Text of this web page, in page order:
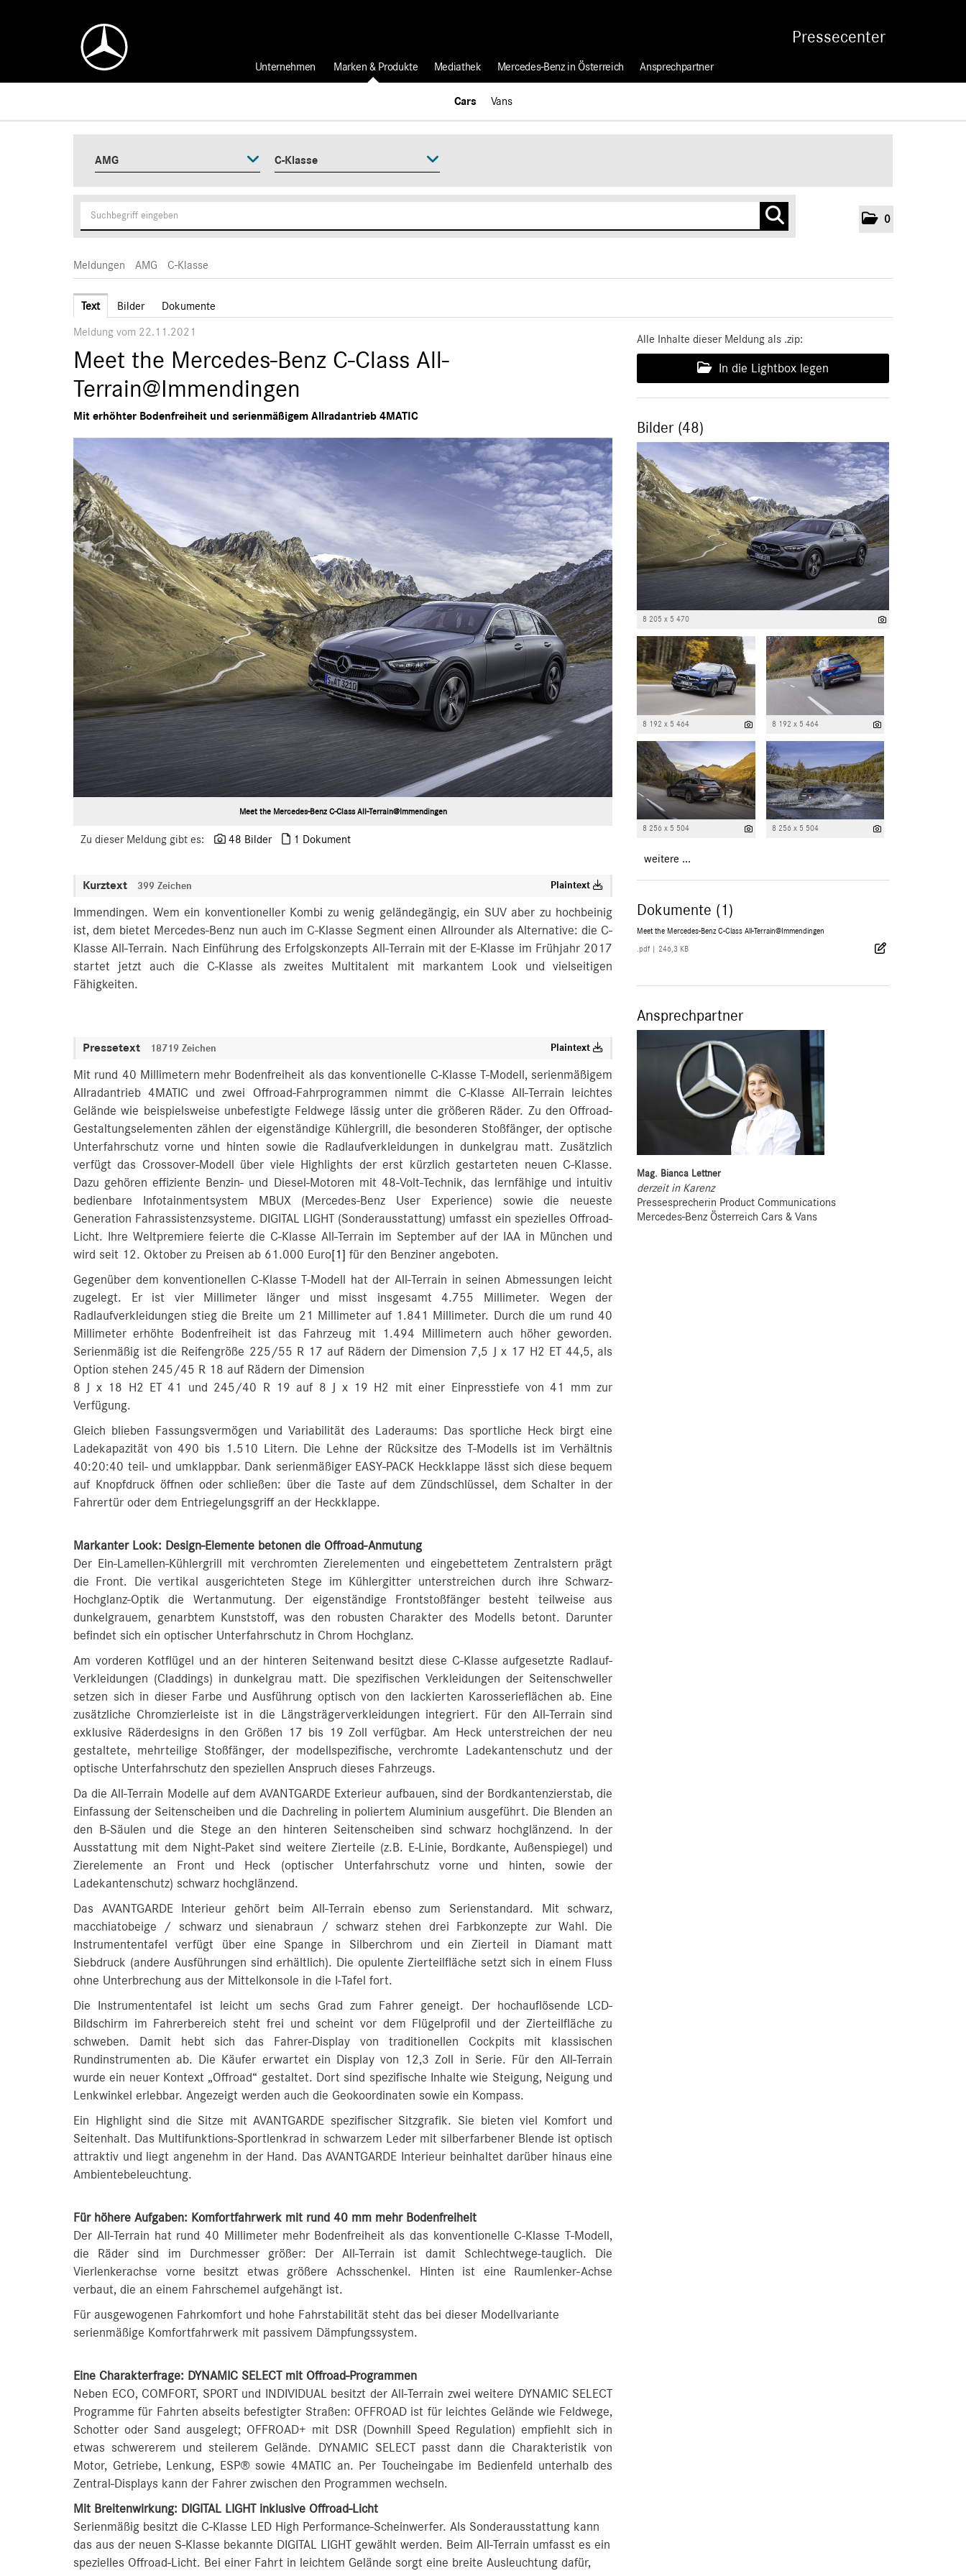
Pressecenter
0
Unternehmen Marken & Produkte
Cars
AMG C-Klasse
Vans
Mediathek Mercedes-Benz in Österreich Ansprechpartner
Meldungen AMG C-Klasse
Text Bilder Dokumente
Meldung vom 22.11.2021
Meet the Mercedes-Benz C-Class All-
Terrain@Immendingen
Mit erhöhter Bodenfreiheit und serienmäßigem Allradantrieb 4MATIC
Meet the Mercedes-Benz C-Class All-Terrain@Immendingen
Zu dieser Meldung gibt es: 48 Bilder 1 Dokument
Kurztext 399 Zeichen Plaintext
Immendingen. Wem ein konventioneller Kombi zu wenig geländegängig, ein SUV aber zu hochbeinig
ist, dem bietet Mercedes-Benz nun auch im C-Klasse Segment einen Allrounder als Alternative: die C-
Klasse All-Terrain. Nach Einführung des Erfolgskonzepts All-Terrain mit der E-Klasse im Frühjahr 2017
startet jetzt auch die C-Klasse als zweites Multitalent mit markantem Look und vielseitigen
Fähigkeiten.
Pressetext 18719 Zeichen Plaintext
Mit rund 40 Millimetern mehr Bodenfreiheit als das konventionelle C-Klasse T-Modell, serienmäßigem
Allradantrieb 4MATIC und zwei Offroad-Fahrprogrammen nimmt die C-Klasse All-Terrain leichtes
Gelände wie beispielsweise unbefestigte Feldwege lässig unter die größeren Räder. Zu den Offroad-
Gestaltungselementen zählen der eigenständige Kühlergrill, die besonderen Stoßfänger, der optische
Unterfahrschutz vorne und hinten sowie die Radlaufverkleidungen in dunkelgrau matt. Zusätzlich
verfügt das Crossover-Modell über viele Highlights der erst kürzlich gestarteten neuen C-Klasse.
Dazu gehören effiziente Benzin- und Diesel-Motoren mit 48‑Volt-Technik, das lernfähige und intuitiv
bedienbare Infotainmentsystem MBUX (Mercedes-Benz User Experience) sowie die neueste
Generation Fahrassistenzsysteme. DIGITAL LIGHT (Sonderausstattung) umfasst ein spezielles Offroad-
Licht. Ihre Weltpremiere feierte die C-Klasse All-Terrain im September auf der IAA in München und
wird seit 12. Oktober zu Preisen ab 61.000 Euro[1] für den Benziner angeboten.
Gegenüber dem konventionellen C-Klasse T-Modell hat der All-Terrain in seinen Abmessungen leicht
zugelegt. Er ist vier Millimeter länger und misst insgesamt 4.755 Millimeter. Wegen der
Radlaufverkleidungen stieg die Breite um 21 Millimeter auf 1.841 Millimeter. Durch die um rund 40
Millimeter erhöhte Bodenfreiheit ist das Fahrzeug mit 1.494 Millimetern auch höher geworden.
Serienmäßig ist die Reifengröße 225/55 R 17 auf Rädern der Dimension 7,5 J x 17 H2 ET 44,5, als
Option stehen 245/45 R 18 auf Rädern der Dimension
8 J x 18 H2 ET 41 und 245/40 R 19 auf 8 J x 19 H2 mit einer Einpresstiefe von 41 mm zur
Verfügung.
Gleich blieben Fassungsvermögen und Variabilität des Laderaums: Das sportliche Heck birgt eine
Ladekapazität von 490 bis 1.510 Litern. Die Lehne der Rücksitze des T-Modells ist im Verhältnis
40:20:40 teil- und umklappbar. Dank serienmäßiger EASY-PACK Heckklappe lässt sich diese bequem
auf Knopfdruck öffnen oder schließen: über die Taste auf dem Zündschlüssel, dem Schalter in der
Fahrertür oder dem Entriegelungsgriff an der Heckklappe.
Markanter Look: Design-Elemente betonen die Offroad-Anmutung
Der Ein-Lamellen-Kühlergrill mit verchromten Zierelementen und eingebettetem Zentralstern prägt
die Front. Die vertikal ausgerichteten Stege im Kühlergitter unterstreichen durch ihre Schwarz-
Hochglanz-Optik die Wertanmutung. Der eigenständige Frontstoßfänger besteht teilweise aus
dunkelgrauem, genarbtem Kunststoff, was den robusten Charakter des Modells betont. Darunter
befindet sich ein optischer Unterfahrschutz in Chrom Hochglanz.
Am vorderen Kotflügel und an der hinteren Seitenwand besitzt diese C-Klasse aufgesetzte Radlauf-
Verkleidungen (Claddings) in dunkelgrau matt. Die spezifischen Verkleidungen der Seitenschweller
setzen sich in dieser Farbe und Ausführung optisch von den lackierten Karosserieflächen ab. Eine
zusätzliche Chromzierleiste ist in die Längsträgerverkleidungen integriert. Für den All-Terrain sind
exklusive Räderdesigns in den Größen 17 bis 19 Zoll verfügbar. Am Heck unterstreichen der neu
gestaltete, mehrteilige Stoßfänger, der modellspezifische, verchromte Ladekantenschutz und der
optische Unterfahrschutz den speziellen Anspruch dieses Fahrzeugs.
Da die All-Terrain Modelle auf dem AVANTGARDE Exterieur aufbauen, sind der Bordkantenzierstab, die
Einfassung der Seitenscheiben und die Dachreling in poliertem Aluminium ausgeführt. Die Blenden an
den B‑Säulen und die Stege an den hinteren Seitenscheiben sind schwarz hochglänzend. In der
Ausstattung mit dem Night-Paket sind weitere Zierteile (z.B. E-Linie, Bordkante, Außenspiegel) und
Zierelemente an Front und Heck (optischer Unterfahrschutz vorne und hinten, sowie der
Ladekantenschutz) schwarz hochglänzend.
Das AVANTGARDE Interieur gehört beim All-Terrain ebenso zum Serienstandard. Mit schwarz,
macchiatobeige / schwarz und sienabraun / schwarz stehen drei Farbkonzepte zur Wahl. Die
Instrumententafel verfügt über eine Spange in Silberchrom und ein Zierteil in Diamant matt
Siebdruck (andere Ausführungen sind erhältlich). Die opulente Zierteilfläche setzt sich in einem Fluss
ohne Unterbrechung aus der Mittelkonsole in die I-Tafel fort.
Die Instrumententafel ist leicht um sechs Grad zum Fahrer geneigt. Der hochauflösende LCD-
Bildschirm im Fahrerbereich steht frei und scheint vor dem Flügelprofil und der Zierteilfläche zu
schweben. Damit hebt sich das Fahrer-Display von traditionellen Cockpits mit klassischen
Rundinstrumenten ab. Die Käufer erwartet ein Display von 12,3 Zoll in Serie. Für den All-Terrain
wurde ein neuer Kontext „Offroad“ gestaltet. Dort sind spezifische Inhalte wie Steigung, Neigung und
Lenkwinkel erlebbar. Angezeigt werden auch die Geokoordinaten sowie ein Kompass.
Ein Highlight sind die Sitze mit AVANTGARDE spezifischer Sitzgrafik. Sie bieten viel Komfort und
Seitenhalt. Das Multifunktions-Sportlenkrad in schwarzem Leder mit silberfarbener Blende ist optisch
attraktiv und liegt angenehm in der Hand. Das AVANTGARDE Interieur beinhaltet darüber hinaus eine
Ambientebeleuchtung.
Für höhere Aufgaben: Komfortfahrwerk mit rund 40 mm mehr Bodenfreiheit
Der All-Terrain hat rund 40 Millimeter mehr Bodenfreiheit als das konventionelle C-Klasse T-Modell,
die Räder sind im Durchmesser größer: Der All-Terrain ist damit Schlechtwege-tauglich. Die
Vierlenkerachse vorne besitzt etwas größere Achsschenkel. Hinten ist eine Raumlenker-Achse
verbaut, die an einem Fahrschemel aufgehängt ist.
Für ausgewogenen Fahrkomfort und hohe Fahrstabilität steht das bei dieser Modellvariante
serienmäßige Komfortfahrwerk mit passivem Dämpfungssystem.
Eine Charakterfrage: DYNAMIC SELECT mit Offroad-Programmen
Neben ECO, COMFORT, SPORT und INDIVIDUAL besitzt der All-Terrain zwei weitere DYNAMIC SELECT
Programme für Fahrten abseits befestigter Straßen: OFFROAD ist für leichtes Gelände wie Feldwege,
Schotter oder Sand ausgelegt; OFFROAD+ mit DSR (Downhill Speed Regulation) empfiehlt sich in
etwas schwererem und steilerem Gelände. DYNAMIC SELECT passt dann die Charakteristik von
Motor, Getriebe, Lenkung, ESP® sowie 4MATIC an. Per Toucheingabe im Bedienfeld unterhalb des
Zentral-Displays kann der Fahrer zwischen den Programmen wechseln.
Mit Breitenwirkung: DIGITAL LIGHT inklusive Offroad-Licht
Serienmäßig besitzt die C-Klasse LED High Performance-Scheinwerfer. Als Sonderausstattung kann
das aus der neuen S-Klasse bekannte DIGITAL LIGHT gewählt werden. Beim All-Terrain umfasst es ein
spezielles Offroad-Licht. Bei einer Fahrt in leichtem Gelände sorgt eine breite Ausleuchtung dafür,
Alle Inhalte dieser Meldung als .zip:
In die Lightbox legen
Bilder (48)
8 205 x 5 470
8 192 x 5 464 8 192 x 5 464
8 256 x 5 504 8 256 x 5 504
weitere ...
Dokumente (1)
Meet the Mercedes-Benz C-Class All-Terrain@Immendingen
.pdf |246,3 KB
Ansprechpartner
Mag. Bianca Lettner
derzeit in Karenz
Pressesprecherin Product Communications
Mercedes-Benz Österreich Cars & Vans